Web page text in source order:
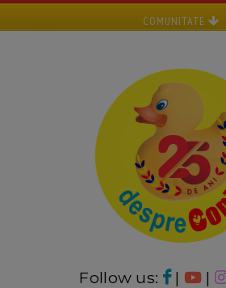
COMUNITATE
Follow us: | |